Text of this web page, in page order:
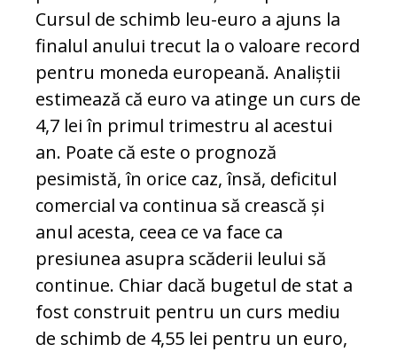
Cursul de schimb leu-euro a ajuns la
finalul anului trecut la o valoare record
pentru mo­neda europeană. Analiștii
estimează că euro va atinge un curs de
4,7 lei în primul tri­mestru al acestui
an. Poate că este o prog­no­ză
pesimistă, în orice caz, însă, deficitul
co­mercial va continua să crească și
anul acesta, ceea ce va face ca
presiunea asupra scăderii leului să
continue. Chiar dacă bugetul de stat a
fost construit pentru un curs mediu
de schimb de 4,55 lei pentru un euro,